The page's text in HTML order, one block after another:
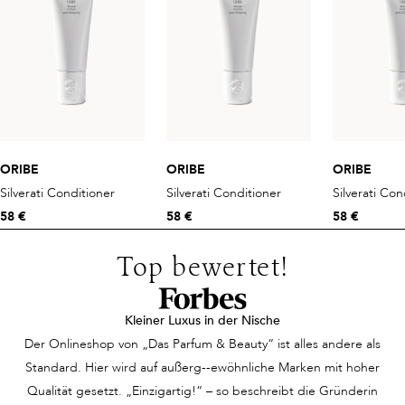
ORIBE
Silverati Conditioner
58 €
ORIBE
Silverati Conditioner
58 €
ORIBE
Silverati
58 €
Top bewertet!
Kleiner Luxus in der Nische
Der Onlineshop von „Das Parfum & Beauty“ ist alles andere als
Standard. Hier wird auf außerg--ewöhnliche Marken mit hoher
Qualität gesetzt. „Einzigartig!“ – so beschreibt die Gründerin